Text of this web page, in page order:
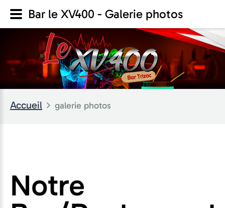
Accueil galerie photos
Notre
Bar le XV400 - Galerie photos